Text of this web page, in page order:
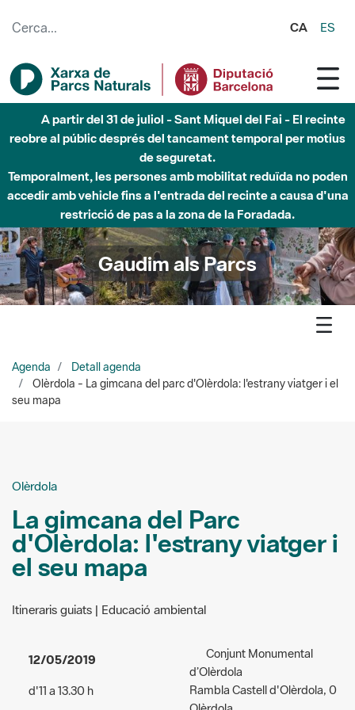
CA ES
6 d'agost - Parc Fluvial Besòs - Activació de la Fase
d'Alerta del Parc Fluvial del Besòs per pluges intenses.
Tancats els accessos al Parc.
Gaudim als Parcs
Agenda
Detall agenda
Olèrdola - La gimcana del parc d'Olèrdola: l'estrany viatger i el
d'Olèrdola: l'estrany viatger i
el seu mapa
Itineraris guiats | Educació ambiental
12/05/2019
Accés:de pagament - 3
euros; 2 euros les famílies
d’Olèrdola
Olèrdola
Lloc de trobada:Davant de
l’entrada del Conjunt